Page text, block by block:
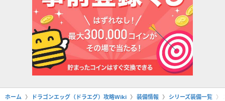
ホーム ドラゴンエッグ（ドラエグ）攻略Wiki 装備情報 シリーズ装備一覧